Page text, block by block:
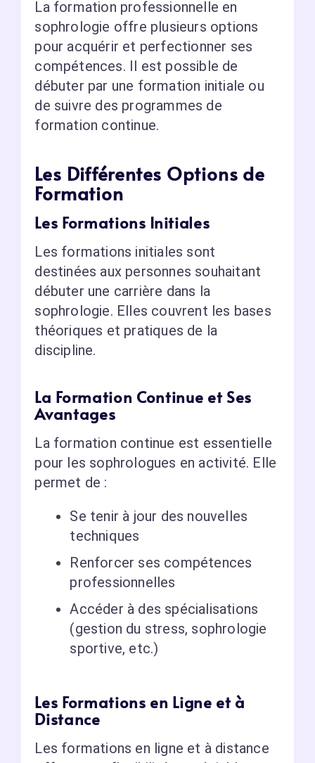
La formation professionnelle en
sophrologie offre plusieurs options
pour acquérir et perfectionner ses
compétences. Il est possible de
débuter par une formation initiale ou
de suivre des programmes de
formation continue.
Les Différentes Options de
Formation
Les Formations Initiales
Les formations initiales sont
destinées aux personnes souhaitant
débuter une carrière dans la
sophrologie. Elles couvrent les bases
théoriques et pratiques de la
discipline.
La Formation Continue et Ses
Avantages
La formation continue est essentielle
pour les sophrologues en activité. Elle
permet de :
Se tenir à jour des nouvelles
techniques
Renforcer ses compétences
professionnelles
Accéder à des spécialisations
(gestion du stress, sophrologie
sportive, etc.)
Les Formations en Ligne et à
Distance
Les formations en ligne et à distance